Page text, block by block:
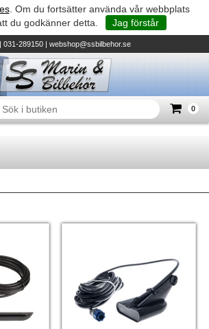
. Om du fortsätter använda vår webbplats
du godkänner detta.
Jag förstår
289150 | webshop@ssbilbehor.se
0